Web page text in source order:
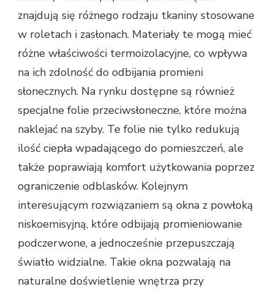
znajdują się różnego rodzaju tkaniny stosowane
w roletach i zasłonach. Materiały te mogą mieć
różne właściwości termoizolacyjne, co wpływa
na ich zdolność do odbijania promieni
słonecznych. Na rynku dostępne są również
specjalne folie przeciwsłoneczne, które można
naklejać na szyby. Te folie nie tylko redukują
ilość ciepła wpadającego do pomieszczeń, ale
także poprawiają komfort użytkowania poprzez
ograniczenie odblasków. Kolejnym
interesującym rozwiązaniem są okna z powłoką
niskoemisyjną, które odbijają promieniowanie
podczerwone, a jednocześnie przepuszczają
światło widzialne. Takie okna pozwalają na
naturalne doświetlenie wnętrza przy